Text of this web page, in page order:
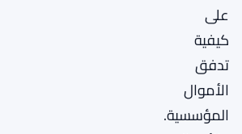
على
كيفية
تدفق
الأموال
المؤسسية.